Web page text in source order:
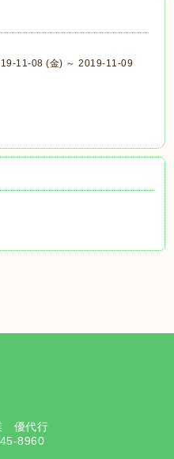
11-08 (金) ～ 2019-11-09
優代行
8960